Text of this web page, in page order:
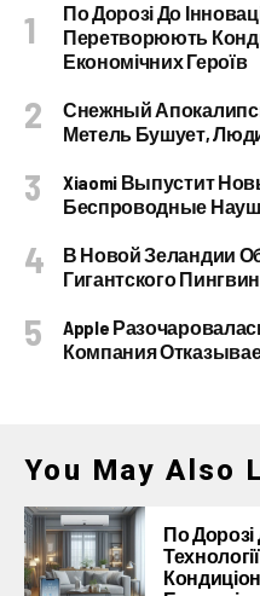
По Дорозі До
Перетворюють
Економічних Героїв
Снежный
Метель Бушует,
Xiaomi Выпустит
Беспроводные
В Новой Зеландии
Гигантского
Apple
Компания
You May Also
По Дорозі